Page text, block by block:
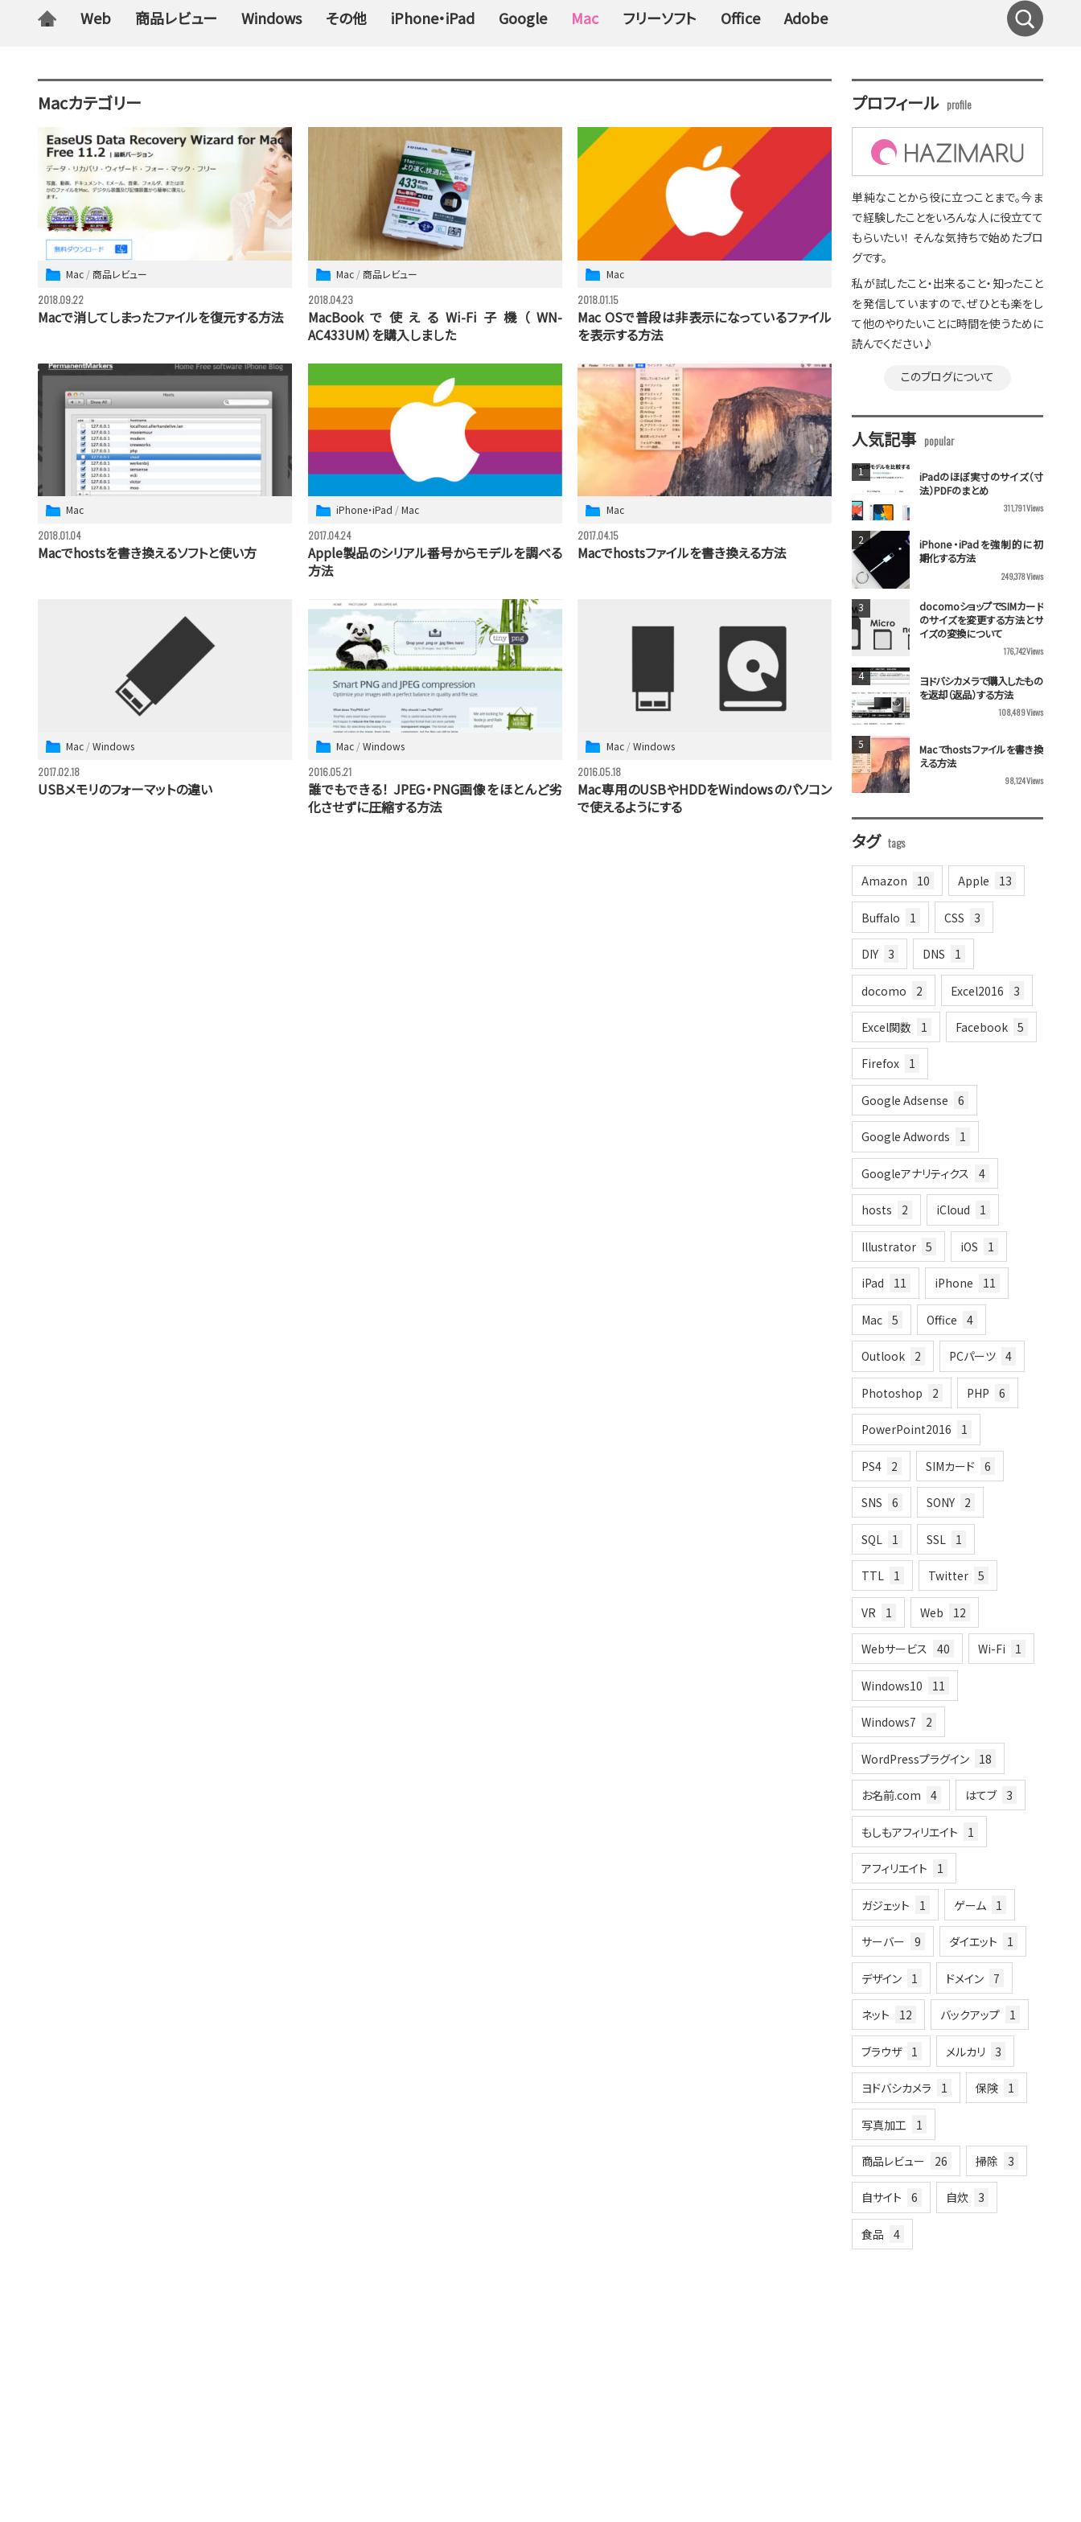
Web 商品レビュー Windows その他 iPhone・iPad Google Mac フリーソフト Office Adobe
Macカテゴリー
Macで消してしまったファイルを復元する方法
Mac
商品レビュー
2018.09.22
MacBookで使えるWi-Fi子機（WN-
AC433UM）を購入しました
Mac
商品レビュー
2018.04.23
Mac OSで普段は非表示になっているファイル
を表示する方法
Mac
2018.01.15
Macでhostsを書き換えるソフトと使い方
Mac
2018.01.04
Apple製品のシリアル番号からモデルを調べる
方法
iPhone・iPad
Mac
2017.04.24
Macでhostsファイルを書き換える方法
Mac
2017.04.15
USBメモリのフォーマットの違い
Mac
Windows
2017.02.18
誰でもできる！ JPEG・PNG画像をほとんど劣
化させずに圧縮する方法
Mac
Windows
2016.05.21
Mac専用のUSBやHDDをWindowsのパソコン
で使えるようにする
Mac
Windows
2016.05.18
プロフィール
単純なことから役に立つことまで。今ま
で経験したことをいろんな人に役立てて
もらいたい！ そんな気持ちで始めたブロ
グです。
私が試したこと・出来ること・知ったこと
を発信していますので、ぜひとも楽をし
て他のやりたいことに時間を使うために
読んでください♪
このブログについて
人気記事
iPadのほぼ実寸のサイズ（寸
法）PDFのまとめ
311,791Views
iPhone・iPadを強制的に初
期化する方法
249,378Views
docomoショップでSIMカード
のサイズを変更する方法とサ
イズの変換について
176,742Views
ヨドバシカメラで購入したもの
を返却（返品）する方法
108,489Views
Macでhostsファイルを書き換
える方法
98,124Views
タグ
Amazon 10 Apple 13
Buffalo 1 CSS 3
DIY 3 DNS 1
docomo 2 Excel2016 3
Excel関数 1 Facebook 5
Firefox 1
Google Adsense 6
Google Adwords 1
Googleアナリティクス 4
hosts 2 iCloud 1
Illustrator 5 iOS 1
iPad 11 iPhone 11
Mac 5 Office 4
Outlook 2 PCパーツ 4
Photoshop 2 PHP 6
PowerPoint2016 1
PS4 2 SIMカード 6
SNS 6 SONY 2
SQL 1 SSL 1
TTL 1 Twitter 5
VR 1 Web 12
Webサービス 40 Wi-Fi 1
Windows10 11
Windows7 2
WordPressプラグイン 18
お名前.com 4 はてブ 3
もしもアフィリエイト 1
アフィリエイト 1
ガジェット 1 ゲーム 1
サーバー 9 ダイエット 1
デザイン 1 ドメイン 7
ネット 12 バックアップ 1
ブラウザ 1 メルカリ 3
ヨドバシカメラ 1 保険 1
写真加工 1
商品レビュー 26 掃除 3
自サイト 6 自炊 3
食品 4